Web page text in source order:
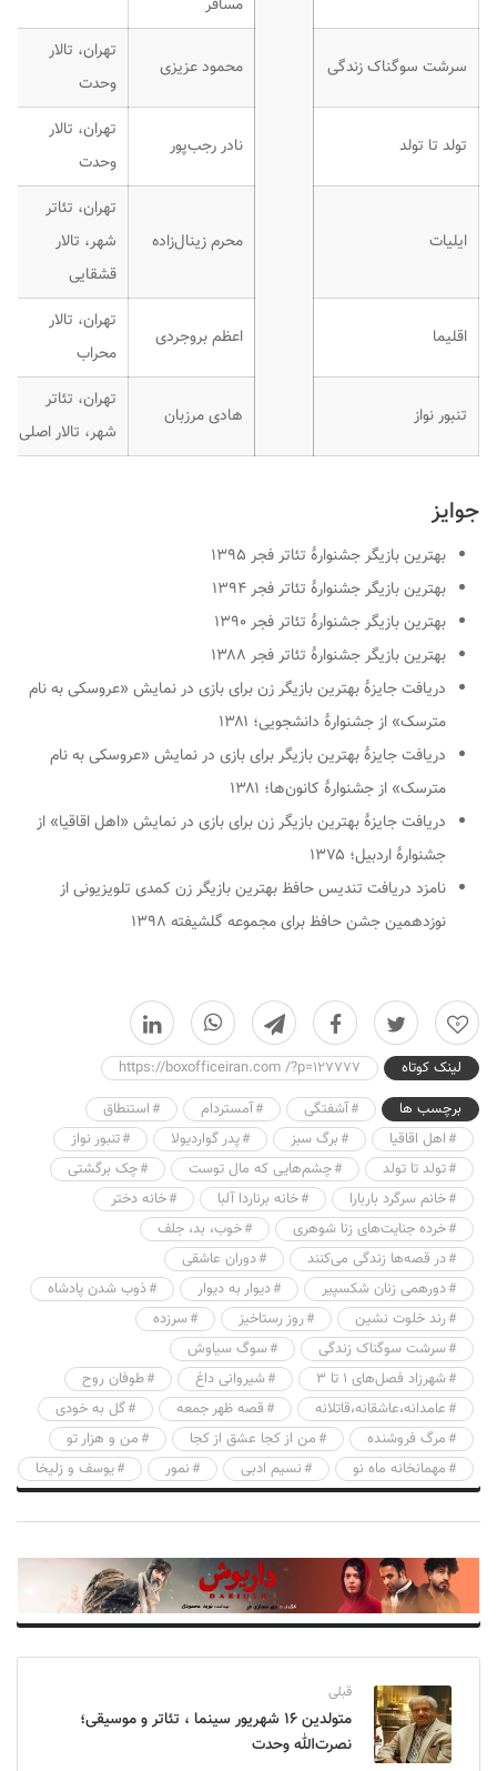
مسافر
سرشت سوگناک زندگی محمود عزیزی
تهران، تالار
وحدت
تولد تا تولد نادر رجب‌پور
تهران، تالار
وحدت
ایلیات محرم زینال‌زاده
تهران، تئاتر
شهر، تالار
قشقایی
اقلیما اعظم بروجردی
تهران، تالار
محراب
تنبور نواز هادی مرزبان
تهران، تئاتر
شهر، تالار اصلی
جوایز
بهترین بازیگر جشنوارهٔ تئاتر فجر ۱۳۹۵
بهترین بازیگر جشنوارهٔ تئاتر فجر ۱۳۹۴
بهترین بازیگر جشنوارهٔ تئاتر فجر ۱۳۹۰
بهترین بازیگر جشنوارهٔ تئاتر فجر ۱۳۸۸
دریافت جایزهٔ بهترین بازیگر زن برای بازی در نمایش «عروسکی به نام
مترسک» از جشنوارهٔ دانشجویی؛ ۱۳۸۱
دریافت جایزهٔ بهترین بازیگر برای بازی در نمایش «عروسکی به نام
مترسک» از جشنوارهٔ کانون‌ها؛ ۱۳۸۱
دریافت جایزهٔ بهترین بازیگر زن برای بازی در نمایش «اهل اقاقیا» از
جشنوارهٔ اردبیل؛ ۱۳۷۵
نامزد دریافت تندیس حافظ بهترین بازیگر زن کمدی تلویزیونی از
نوزدهمین جشن حافظ برای مجموعه گلشیفته ۱۳۹۸
0
لینک کوتاه
https://boxofficeiran.com /?p=127777
برچسب ها
آشفتگی آمستردام
استنطاق
اهل اقاقیا
برگ سبز پدر گواردیولا
تنبور نواز
تولد تا تولد
چشم‌هایی که مال توست
چک برگشتی
خانم سرگرد باربارا
خانه برناردا آلبا
خانه دختر
خرده جنایت‌های زنا شوهری
خوب، بد، جلف
در قصه‌ها زندگی می‌کنند
دوران عاشقی
دورهمی زنان شکسپیر
دیوار به دیوار
ذوب شدن پادشاه
رند خلوت نشین
روز رستاخیز
سرزده
سرشت سوگناک زندگی
سوگ سیاوش
شهرزاد فصل‌های ١ تا ٣
شیروانی داغ
طوفان روح
عامدانه،عاشقانه،قاتلانه
قصه ظهر جمعه
گل به خودی
مرگ فروشنده
من از کجا عشق از کجا
من و هزار تو
مهمانخانه ماه نو
نسیم ادبی نمور یوسف و زلیخا
قبلی
متولدین ۱۶ شهریور سینما ، تئاتر و موسیقی؛
نصرت‌الله وحدت